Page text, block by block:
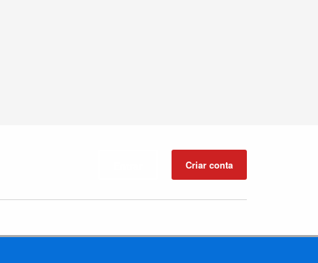
Criar conta